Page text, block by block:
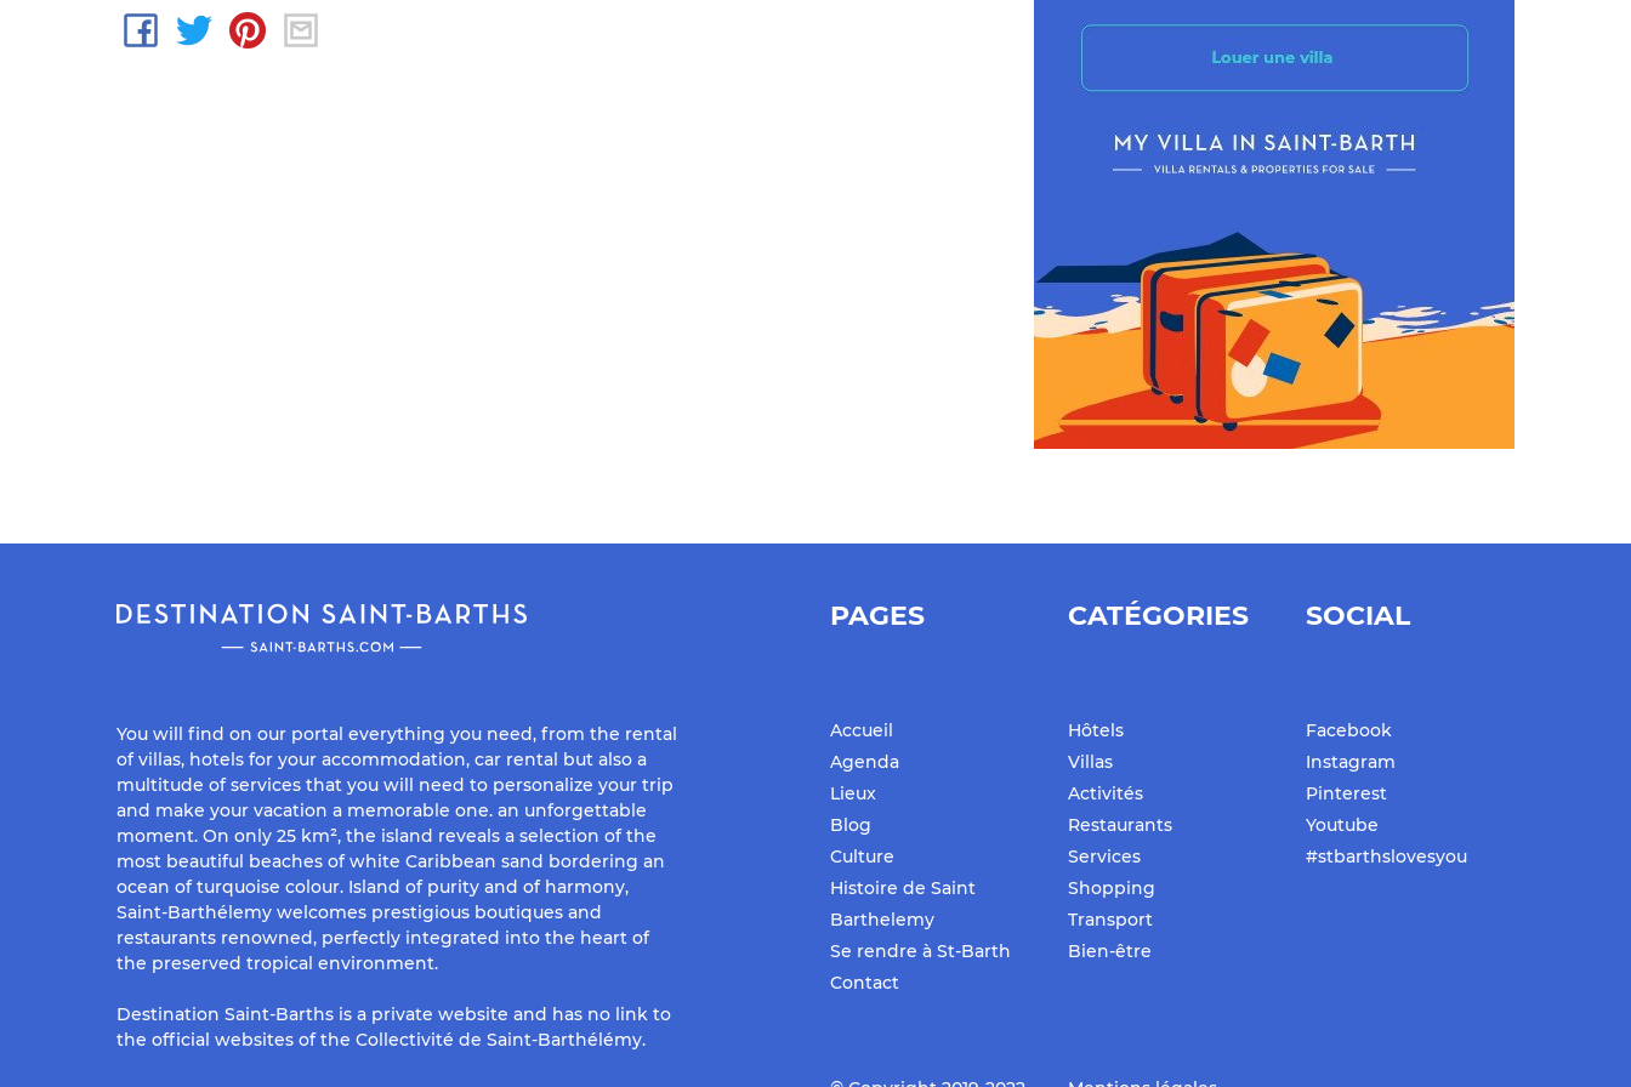
You will find on our portal everything you need, from the rental
of villas, hotels for your accommodation, car rental but also a
multitude of services that you will need to personalize your trip
and make your vacation a memorable one. an unforgettable
moment. On only 25 km², the island reveals a selection of the
most beautiful beaches of white Caribbean sand bordering an
ocean of turquoise colour. Island of purity and of harmony,
Saint-Barthélemy welcomes prestigious boutiques and
restaurants renowned, perfectly integrated into the heart of
the preserved tropical environment.
Destination Saint-Barths is a private website and has no link to
the official websites of the Collectivité de Saint-Barthélémy.
PAGES
Accueil
Agenda
Lieux
Blog
Culture
Histoire de Saint
Barthelemy
Se rendre à St-Barth
Contact
CATÉGORIES
Hôtels
Villas
Activités
Restaurants
Services
Shopping
Transport
Bien-être
SOCIAL
Facebook
Instagram
Pinterest
Youtube
#stbarthslovesyou